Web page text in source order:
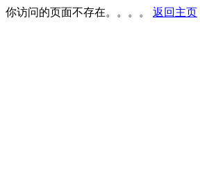
你访问的页面不存在。。。。 返回主页